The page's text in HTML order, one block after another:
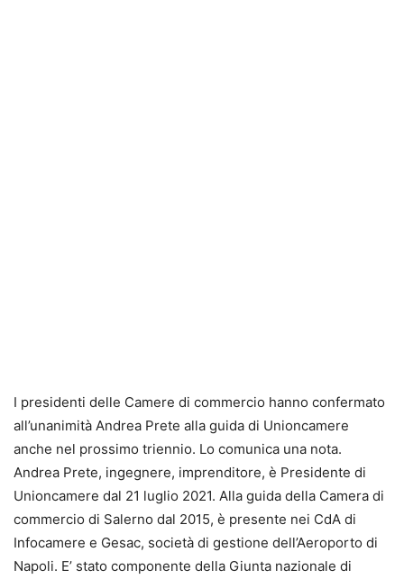
I presidenti delle Camere di commercio hanno confermato
all’unanimità Andrea Prete alla guida di Unioncamere
anche nel prossimo triennio. Lo comunica una nota.
Andrea Prete, ingegnere, imprenditore, è Presidente di
Unioncamere dal 21 luglio 2021. Alla guida della Camera di
commercio di Salerno dal 2015, è presente nei CdA di
Infocamere e Gesac, società di gestione dell’Aeroporto di
Napoli. E’ stato componente della Giunta nazionale di